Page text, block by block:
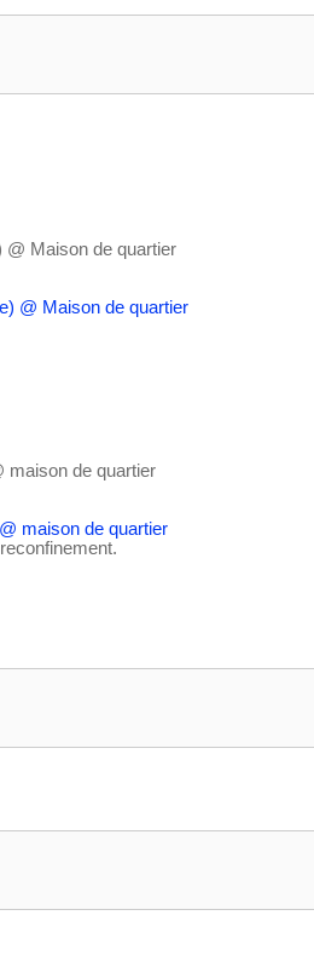
@ Maison de quartier
maison de quartier